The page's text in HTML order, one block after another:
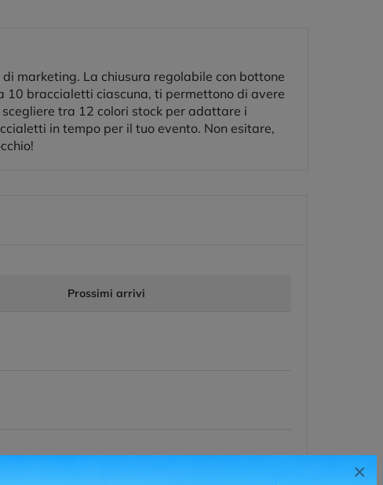
×
marketing. La chiusura regolabile con bottone
10 braccialetti ciascuna, ti permettono di avere
tra 12 colori stock per adattare i
in tempo per il tuo evento. Non esitare,
Prossimi arrivi